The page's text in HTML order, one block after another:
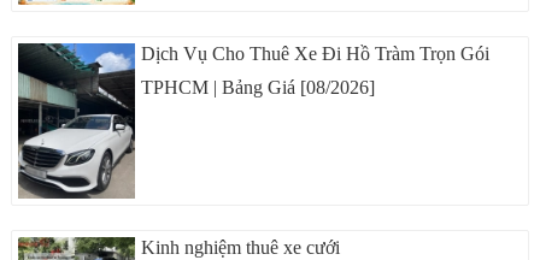
Dịch Vụ Cho Thuê Xe Đi Hồ Tràm Trọn Gói
TPHCM | Bảng Giá [08/2026]
Kinh nghiệm thuê xe cưới